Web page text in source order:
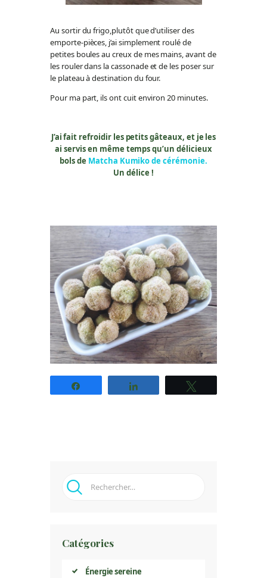
Au sortir du frigo,plutôt que d’utiliser des
emporte-pièces, j’ai simplement roulé de
petites boules au creux de mes mains, avant de
les rouler dans la cassonade et de les poser sur
le plateau à destination du four.
Pour ma part, ils ont cuit environ 20 minutes.
J’ai fait refroidir les petits gâteaux, et je les
ai servis en même temps qu’un délicieux
bols de Matcha Kumiko de cérémonie.
Un délice !
Rechercher :
Catégories
Énergie sereine